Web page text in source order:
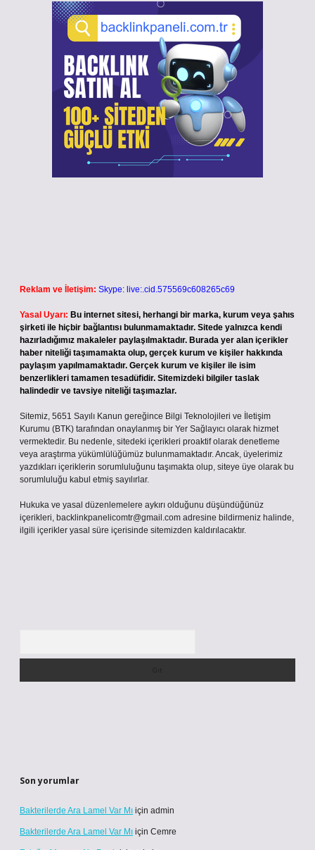
Reklam ve İletişim: Skype: live:.cid.575569c608265c69
Yasal Uyarı: Bu internet sitesi, herhangi bir marka, kurum veya şahıs
şirketi ile hiçbir bağlantısı bulunmamaktadır. Sitede yalnızca kendi
hazırladığımız makaleler paylaşılmaktadır. Burada yer alan içerikler
haber niteliği taşımamakta olup, gerçek kurum ve kişiler hakkında
paylaşım yapılmamaktadır. Gerçek kurum ve kişiler ile isim
benzerlikleri tamamen tesadüfidir. Sitemizdeki bilgiler taslak
halindedir ve tavsiye niteliği taşımazlar.
Sitemiz, 5651 Sayılı Kanun gereğince Bilgi Teknolojileri ve İletişim
Kurumu (BTK) tarafından onaylanmış bir Yer Sağlayıcı olarak hizmet
vermektedir. Bu nedenle, sitedeki içerikleri proaktif olarak denetleme
veya araştırma yükümlülüğümüz bulunmamaktadır. Ancak, üyelerimiz
yazdıkları içeriklerin sorumluluğunu taşımakta olup, siteye üye olarak bu
sorumluluğu kabul etmiş sayılırlar.
Hukuka ve yasal düzenlemelere aykırı olduğunu düşündüğünüz
içerikleri, backlinkpanelicomtr@gmail.com adresine bildirmeniz halinde,
ilgili içerikler yasal süre içerisinde sitemizden kaldırılacaktır.
Son yorumlar
Bakterilerde Ara Lamel Var Mı için admin
Bakterilerde Ara Lamel Var Mı için Cemre